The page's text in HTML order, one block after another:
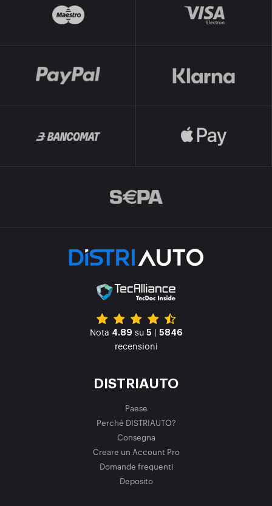
Nota 4.89 su 5 | 5846
recensioni
DISTRIAUTO
Paese
Perché DISTRIAUTO?
Consegna
Creare un Account Pro
Domande frequenti
Deposito